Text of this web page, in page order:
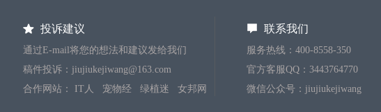
投诉建议
通过E-mail将您的想法和建议发给我们
稿件投诉：jiujiukejiwang@163.com
合作网站：
IT人 宠物经 绿植迷 女邦网
联系我们
服务热线：400-8558-350
官方客服QQ：3443764770
微信公众号：jiujiukejiwang